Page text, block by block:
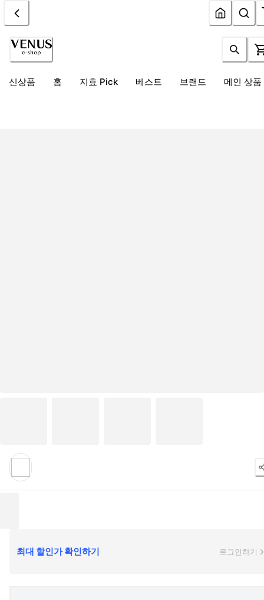
신상품 홈 지효 Pick 베스트 브랜드 메인 상품
최대 할인가 확인하기 로그인하기